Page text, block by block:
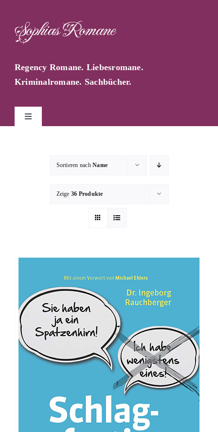
springenSophias Romane
Regency Romane. Liebesromane.
Kriminalromane. Sachbücher.
Toggle
Sophia Rauchberg
Dr. Rauchberger
Bücher-Shop
WooCommerce Warenkorb
Sortieren nachName
Zeige 36 Produkte